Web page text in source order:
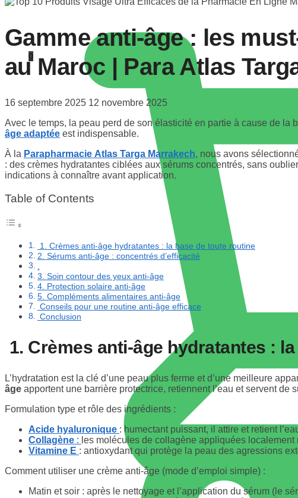
0
Gamme anti-âge : les
au Maroc | Para Atlas
16 septembre 2025 12 novembre 2025
Avec le temps, la peau perd de son élasticité en partie à cause de
âge adaptée est indispensable.
À la Parapharmacie Atlas Targa Marrakech, nous avons
: des crèmes hydratantes ciblées aux sérums concentrés, sans
indications à connaître avant application.
Table of Contents
1. Crèmes anti-âge hydratantes : la base de toute routine
2. Sérums anti-âge : concentrés d’efficacité
3. Soin contour des yeux anti-âge
4. Protection solaire anti-âge
5. Compléments alimentaires anti-âge
Conseils pour une routine anti-âge efficace
Conclusion
1. Crèmes anti-âge hydratantes :
L’hydratation est la clé d’une peau plus ferme et d’une meilleure
âge apportent une barrière protectrice, retiennent l’eau et servent de
Formulation type et rôle des ingrédients :
Acide hyaluronique : humectant puissant, il attire et retient
Collagène : les molécules de collagène appliquées
Vitamine E : antioxydant qui protège la peau des agressions
Comment utiliser une crème anti-âge (mode d’emploi simple) :
Matin et soir : après le nettoyage et l’application du sérum (le